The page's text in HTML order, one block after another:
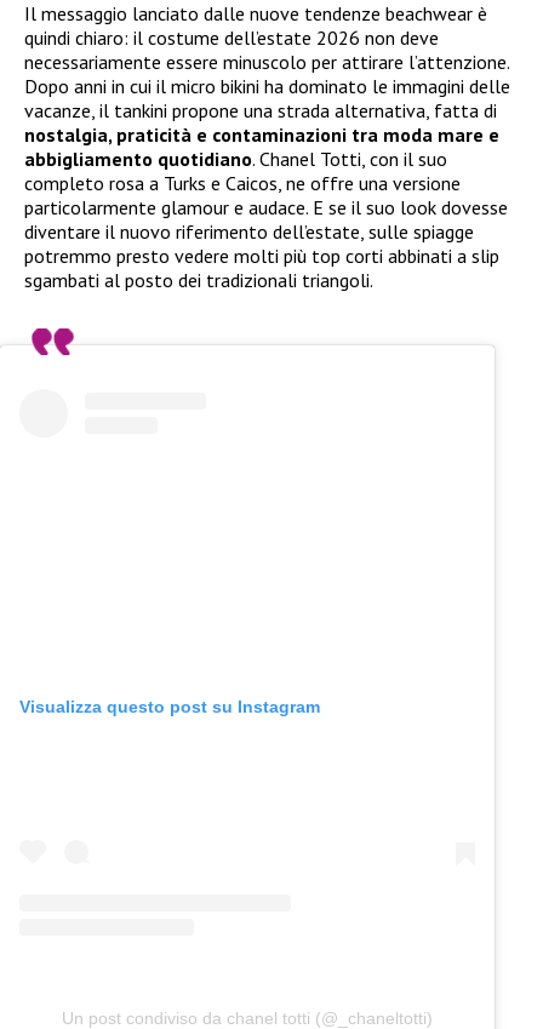
Il messaggio lanciato dalle nuove tendenze beachwear è
quindi chiaro: il costume dell’estate 2026 non deve
necessariamente essere minuscolo per attirare l’attenzione.
Dopo anni in cui il micro bikini ha dominato le immagini delle
vacanze, il tankini propone una strada alternativa, fatta di
nostalgia, praticità e contaminazioni tra moda mare e
abbigliamento quotidiano. Chanel Totti, con il suo
completo rosa a Turks e Caicos, ne offre una versione
particolarmente glamour e audace. E se il suo look dovesse
diventare il nuovo riferimento dell’estate, sulle spiagge
potremmo presto vedere molti più top corti abbinati a slip
sgambati al posto dei tradizionali triangoli.
Visualizza questo post su Instagram
Un post condiviso da chanel totti (@_chaneltotti)